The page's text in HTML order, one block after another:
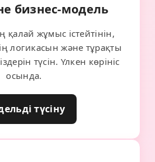
бизнес-модель
қалай жұмыс істейтінін,
логикасын және тұрақты
түсін. Үлкен көрініс
осында.
түсіну